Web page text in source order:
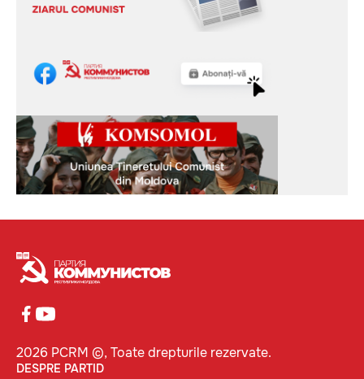
2026 PCRM ©, Toate drepturile rezervate.
DESPRE PARTID